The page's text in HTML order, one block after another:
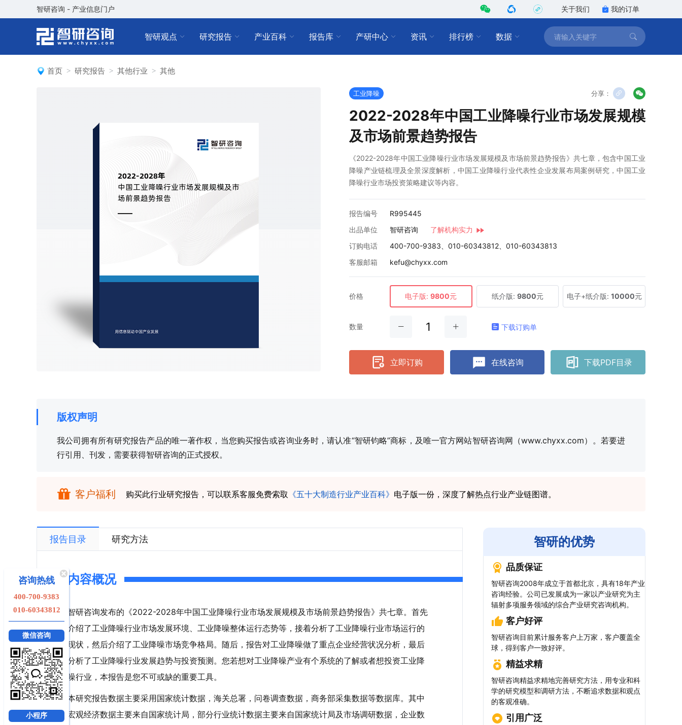
智研咨询 - 产业信息门户 关于我们 我的订单
智研观点 研究报告 产业百科 报告库 产研中心 资讯 排行榜 数据
首页 研究报告 其他行业 其他
工业降噪 分享：
2022-2028年中国工业降噪行业市场发展规模
及市场前景趋势报告
《2022-2028年中国工业降噪行业市场发展规模及市场前景趋势报告》共七章，包含中国工业
降噪产业链梳理及全景深度解析，中国工业降噪行业代表性企业发展布局案例研究，中国工业
降噪行业市场投资策略建议等内容。
报告编号
R995445
出品单位
智研咨询
了解机构实力
订购电话
400-700-9383、010-60343812、010-60343813
客服邮箱
kefu@chyxx.com
价格 电子版: 9800元 纸介版: 9800元 电子+纸介版: 10000元
数量 下载订购单
立即订购 在线咨询 下载PDF目录
版权声明
我公司拥有所有研究报告产品的唯一著作权，当您购买报告或咨询业务时，请认准“智研钧略”商标，及唯一官方网站智研咨询网（www.chyxx.com）。若要进
行引用、刊发，需要获得智研咨询的正式授权。
客户福利 购买此行业研究报告，可以联系客服免费索取 《五十大制造行业产业百科》 电子版一份，深度了解热点行业产业链图谱。
报告目录 研究方法
内容概况
智研咨询发布的《2022-2028年中国工业降噪行业市场发展规模及市场前景趋势报告》共七章。首先
介绍了工业降噪行业市场发展环境、工业降噪整体运行态势等，接着分析了工业降噪行业市场运行的
现状，然后介绍了工业降噪市场竞争格局。随后，报告对工业降噪做了重点企业经营状况分析，最后
分析了工业降噪行业发展趋势与投资预测。您若想对工业降噪产业有个系统的了解或者想投资工业降
噪行业，本报告是您不可或缺的重要工具。
本研究报告数据主要采用国家统计数据，海关总署，问卷调查数据，商务部采集数据等数据库。其中
宏观经济数据主要来自国家统计局，部分行业统计数据主要来自国家统计局及市场调研数据，企业数
智研的优势
品质保证
智研咨询2008年成立于首都北京，具有18年产业
咨询经验。公司已发展成为一家以产业研究为主
辐射多项服务领域的综合产业研究咨询机构。
客户好评
智研咨询目前累计服务客户上万家，客户覆盖全
球，得到客户一致好评。
精益求精
智研咨询精益求精地完善研究方法，用专业和科
学的研究模型和调研方法，不断追求数据和观点
的客观准确。
引用广泛
咨询热线
400-700-9383
010-60343812
微信咨询
小程序